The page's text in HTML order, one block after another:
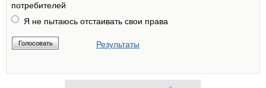
потребителей
Я не пытаюсь отстаивать свои права
Результаты